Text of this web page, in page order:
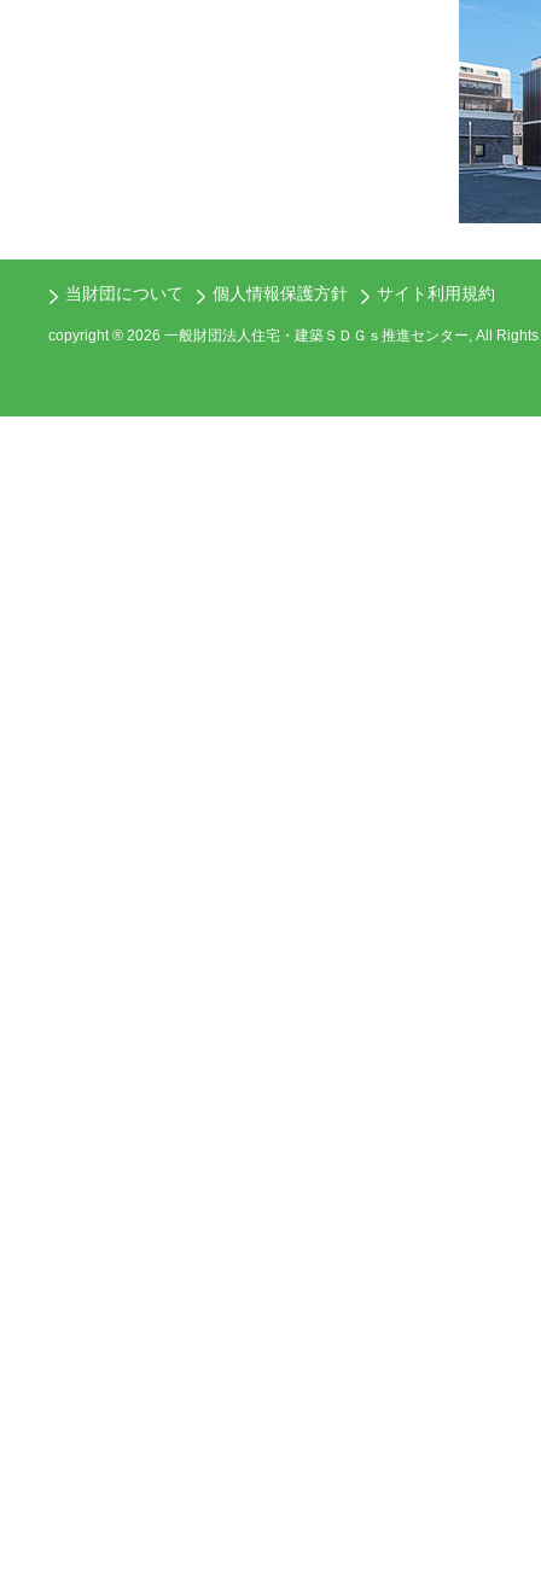
当財団について 個人情報保護方針 サイト利用規約
copyright ® 2026 一般財団法人住宅・建築ＳＤＧｓ推進センター, All